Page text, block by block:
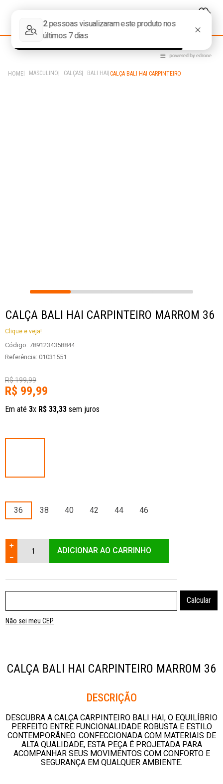
MASCULINO CALÇAS BALI HAI CALÇA BALI HAI CARPINTEIRO
CALÇA BALI HAI CARPINTEIRO MARROM 36
Clique e veja!
Código: 7891234358844
Referência: 01031551
R$199,99
R$ 99,99
Em até 3x R$ 33,33 sem juros
36 38 40 42 44 46
＋
－
ADICIONAR AO CARRINHO
Não sei meu CEP
CALÇA BALI HAI CARPINTEIRO MARROM 36
Descrição
DESCUBRA A CALÇA CARPINTEIRO BALI HAI, O EQUILÍBRIO
PERFEITO ENTRE FUNCIONALIDADE ROBUSTA E ESTILO
CONTEMPORÂNEO. CONFECCIONADA COM MATERIAIS DE
ALTA QUALIDADE, ESTA PEÇA É PROJETADA PARA
ACOMPANHAR SEUS MOVIMENTOS COM CONFORTO E
SEGURANÇA EM QUALQUER AMBIENTE.